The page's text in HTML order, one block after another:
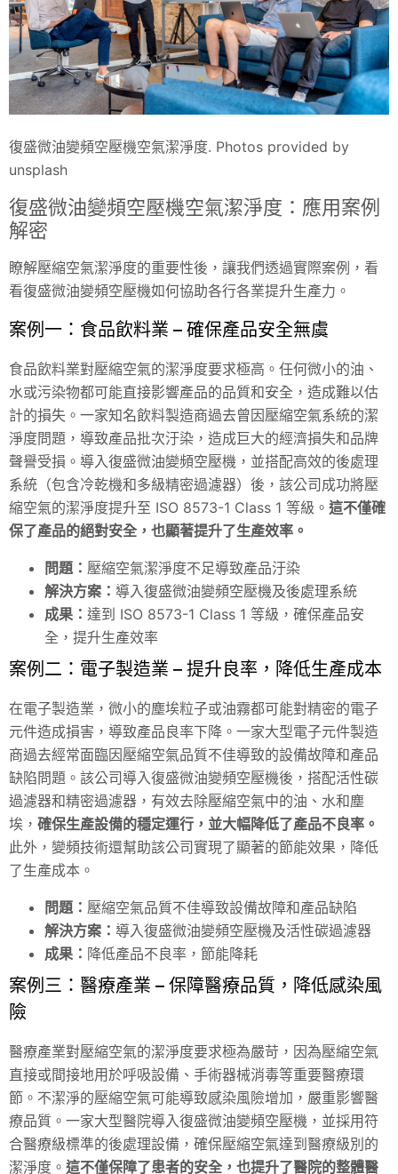
復盛微油變頻空壓機空氣潔淨度. Photos provided by
unsplash
復盛微油變頻空壓機空氣潔淨度：應用案例
解密
瞭解壓縮空氣潔淨度的重要性後，讓我們透過實際案例，看
看復盛微油變頻空壓機如何協助各行各業提升生產力。
案例一：食品飲料業 – 確保產品安全無虞
食品飲料業對壓縮空氣的潔淨度要求極高。任何微小的油、
水或污染物都可能直接影響產品的品質和安全，造成難以估
計的損失。一家知名飲料製造商過去曾因壓縮空氣系統的潔
淨度問題，導致產品批次汙染，造成巨大的經濟損失和品牌
聲譽受損。導入復盛微油變頻空壓機，並搭配高效的後處理
系統（包含冷乾機和多級精密過濾器）後，該公司成功將壓
縮空氣的潔淨度提升至 ISO 8573-1 Class 1 等級。 這不僅確
保了產品的絕對安全，也顯著提升了生產效率。
問題： 壓縮空氣潔淨度不足導致產品汙染
解決方案： 導入復盛微油變頻空壓機及後處理系統
成果： 達到 ISO 8573-1 Class 1 等級，確保產品安
全，提升生產效率
案例二：電子製造業 – 提升良率，降低生產成本
在電子製造業，微小的塵埃粒子或油霧都可能對精密的電子
元件造成損害，導致產品良率下降。一家大型電子元件製造
商過去經常面臨因壓縮空氣品質不佳導致的設備故障和產品
缺陷問題。該公司導入復盛微油變頻空壓機後，搭配活性碳
過濾器和精密過濾器，有效去除壓縮空氣中的油、水和塵
埃， 確保生產設備的穩定運行，並大幅降低了產品不良率。
此外，變頻技術還幫助該公司實現了顯著的節能效果，降低
了生產成本。
問題： 壓縮空氣品質不佳導致設備故障和產品缺陷
解決方案： 導入復盛微油變頻空壓機及活性碳過濾器
成果： 降低產品不良率，節能降耗
案例三：醫療產業 – 保障醫療品質，降低感染風
險
醫療產業對壓縮空氣的潔淨度要求極為嚴苛，因為壓縮空氣
直接或間接地用於呼吸設備、手術器械消毒等重要醫療環
節。不潔淨的壓縮空氣可能導致感染風險增加，嚴重影響醫
療品質。一家大型醫院導入復盛微油變頻空壓機，並採用符
合醫療級標準的後處理設備，確保壓縮空氣達到醫療級別的
潔淨度。 這不僅保障了患者的安全，也提升了醫院的整體醫